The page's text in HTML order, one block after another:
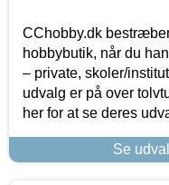
CChobby.dk
hobbybutik, når du
– private, skoler/
udvalg er på over
her for at se deres
Se